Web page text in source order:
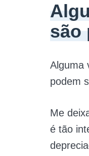
são
Alguma
podem
Me
é tão